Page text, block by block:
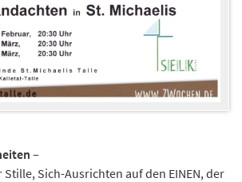
–
Sich-Ausrichten auf den EINEN, der